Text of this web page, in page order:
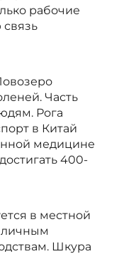
рабочие
Часть
Рога
в Китай
медицине
400-
в местной
Шкура